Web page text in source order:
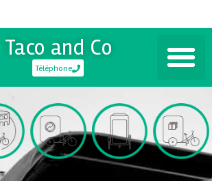
Taco and Co
Téléphone